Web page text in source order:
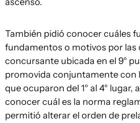
También pidió conocer cuáles
fundamentos o motivos por las
concursante ubicada en el 9°
promovida conjuntamente con
que ocuparon del 1° al 4° lugar,
conocer cuál es la norma
permitió alterar el orden de